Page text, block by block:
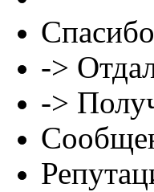
Спасибо
->
->